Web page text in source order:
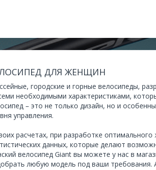
ДЛЯ ЖЕНЩИН
городские и горные велосипеды,
необходимыми характеристиками,
– это не только дизайн, но и
управления.
расчетах, при разработке
данных, которые делают
велосипед Giant вы можете у нас в
любую модель под ваши требования.